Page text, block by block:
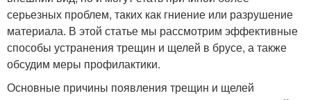
серьезных проблем, таких как гниение или разрушение
материала. В этой статье мы рассмотрим эффективные
способы устранения трещин и щелей в брусе, а также
обсудим меры профилактики.
Основные причины появления трещин и щелей